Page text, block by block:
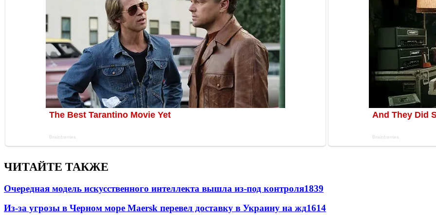
ЧИТАЙТЕ ТАКЖЕ
Очередная модель искусственного интеллекта вышла из-под контроля1839
Из-за угрозы в Черном море Maersk перевел доставку в Украину на жд1614